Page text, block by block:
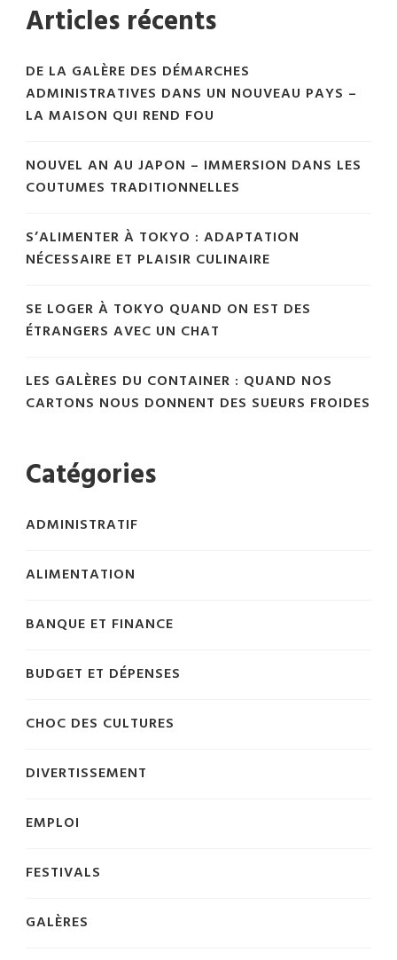
Articles récents
DE LA GALÈRE DES DÉMARCHES
ADMINISTRATIVES DANS UN NOUVEAU PAYS –
LA MAISON QUI REND FOU
NOUVEL AN AU JAPON – IMMERSION DANS LES
COUTUMES TRADITIONNELLES
S’ALIMENTER À TOKYO : ADAPTATION
NÉCESSAIRE ET PLAISIR CULINAIRE
SE LOGER À TOKYO QUAND ON EST DES
ÉTRANGERS AVEC UN CHAT
LES GALÈRES DU CONTAINER : QUAND NOS
CARTONS NOUS DONNENT DES SUEURS FROIDES
Catégories
ADMINISTRATIF
ALIMENTATION
BANQUE ET FINANCE
BUDGET ET DÉPENSES
CHOC DES CULTURES
DIVERTISSEMENT
EMPLOI
FESTIVALS
GALÈRES